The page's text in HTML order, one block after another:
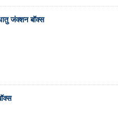
जंक्शन बॉक्स